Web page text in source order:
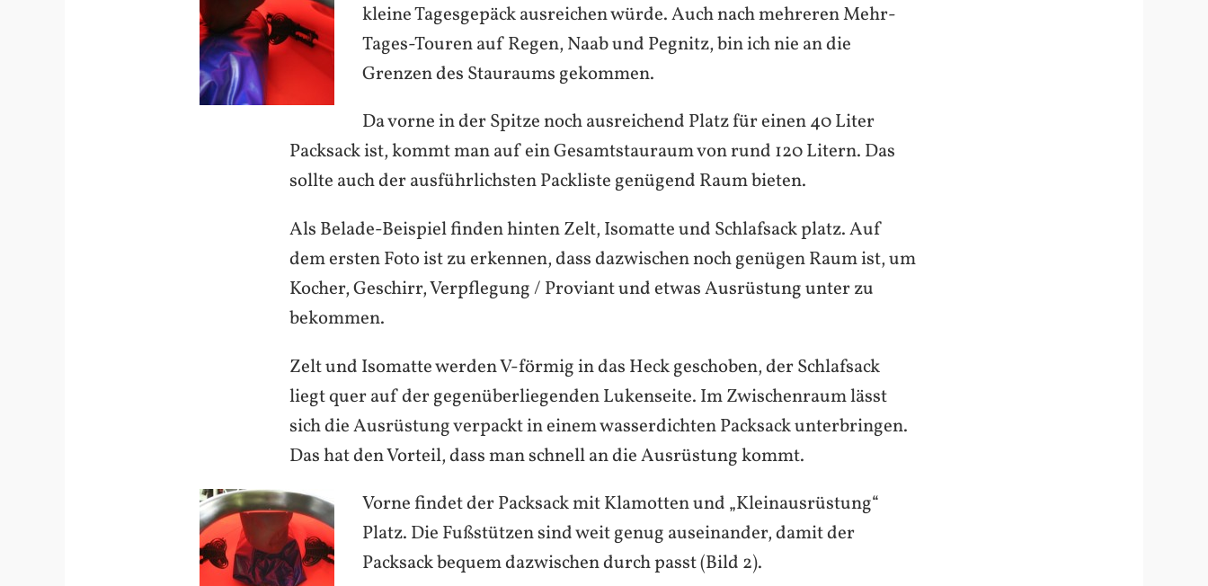
kleine Tagesgepäck ausreichen würde. Auch nach mehreren Mehr-
Tages-Touren auf Regen, Naab und Pegnitz, bin ich nie an die
Grenzen des Stauraums gekommen.
Da vorne in der Spitze noch ausreichend Platz für einen 40 Liter
Packsack ist, kommt man auf ein Gesamtstauraum von rund 120 Litern. Das
sollte auch der ausführlichsten Packliste genügend Raum bieten.
Als Belade-Beispiel finden hinten Zelt, Isomatte und Schlafsack platz. Auf
dem ersten Foto ist zu erkennen, dass dazwischen noch genügen Raum ist, um
Kocher, Geschirr, Verpflegung / Proviant und etwas Ausrüstung unter zu
bekommen.
Zelt und Isomatte werden V-förmig in das Heck geschoben, der Schlafsack
liegt quer auf der gegenüberliegenden Lukenseite. Im Zwischenraum lässt
sich die Ausrüstung verpackt in einem wasserdichten Packsack unterbringen.
Das hat den Vorteil, dass man schnell an die Ausrüstung kommt.
Vorne findet der Packsack mit Klamotten und „Kleinausrüstung“
Platz. Die Fußstützen sind weit genug auseinander, damit der
Packsack bequem dazwischen durch passt (Bild 2).